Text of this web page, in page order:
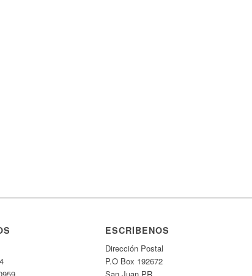
ESCRÍBENOS
Dirección Postal
P.O Box 192672